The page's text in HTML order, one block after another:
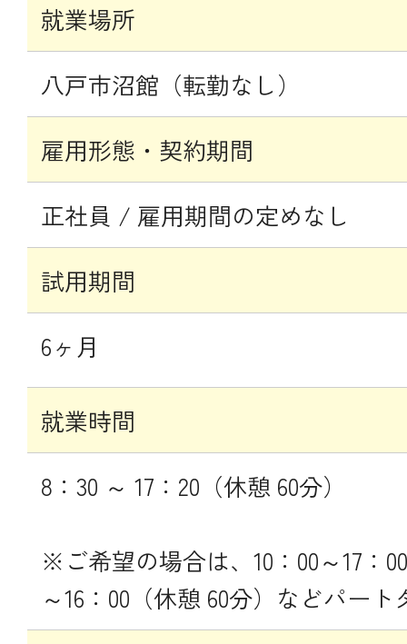
就業場所
八戸市沼館（転勤なし）
雇用形態・契約期間
正社員 / 雇用期間の定めなし
試用期間
6ヶ月
就業時間
8：30 ～ 17：20（休憩 60分）
※ご希望の場合は、10：00～17：
～16：00（休憩 60分）などパー